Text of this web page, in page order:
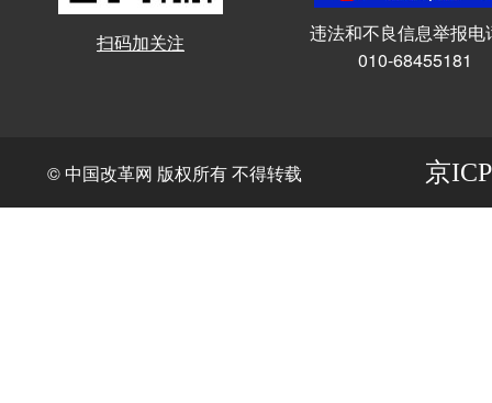
扫码加关注
违法和不良信息举报电
010-68455181
© 中国改革网 版权所有 不得转载 京